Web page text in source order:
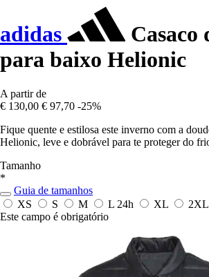
adidas
Casaco
para baixo Helionic
A partir de
€ 130,00 € 97,70 -25%
Fique quente e estilosa este inverno com a
Helionic, leve e dobrável para te proteger do
Tamanho
*
Guia de tamanhos
XS
S M L 24h XL
2XL
Este campo é obrigatório